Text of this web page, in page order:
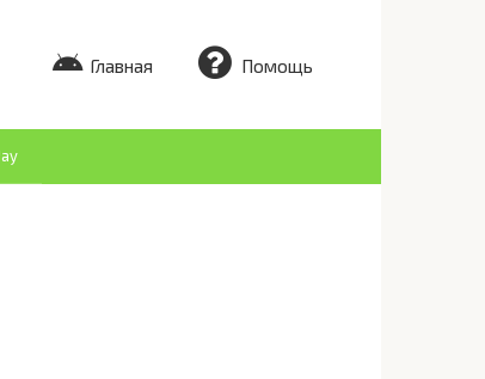
Главная Помощь